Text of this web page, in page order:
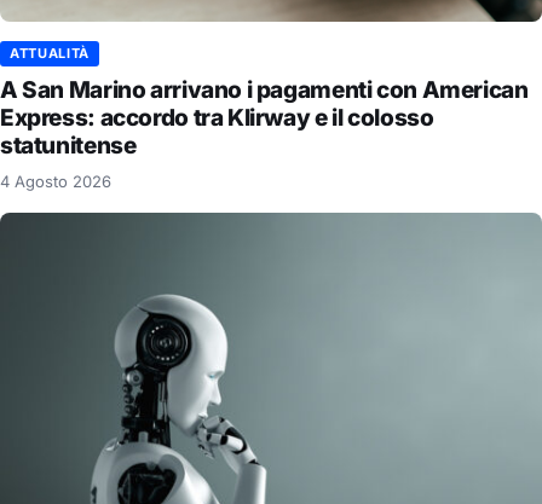
ATTUALITÀ
A San Marino arrivano i pagamenti con American
Express: accordo tra Klirway e il colosso
statunitense
4 Agosto 2026